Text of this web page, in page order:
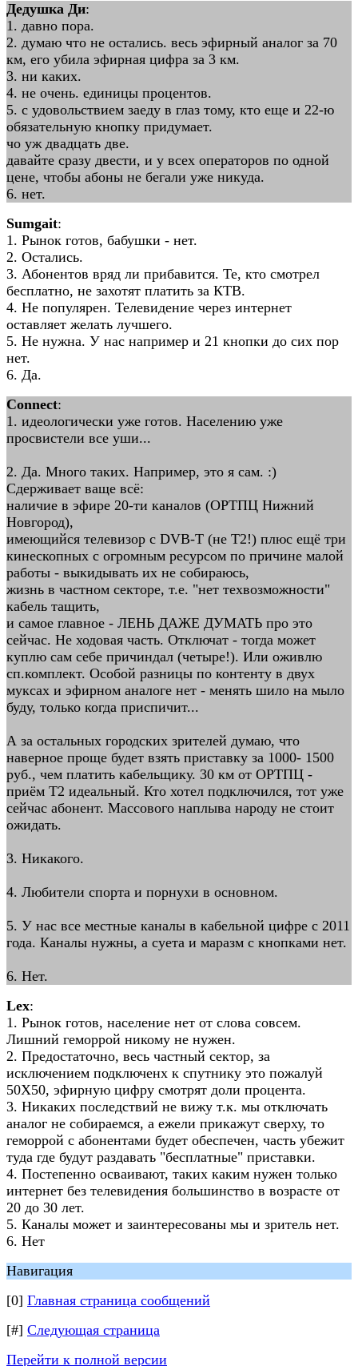
Дедушка Ди:
1. давно пора.
2. думаю что не остались. весь эфирный аналог за 70
км, его убила эфирная цифра за 3 км.
3. ни каких.
4. не очень. единицы процентов.
5. с удовольствием заеду в глаз тому, кто еще и 22-ю
обязательную кнопку придумает.
чо уж двадцать две.
давайте сразу двести, и у всех операторов по одной
цене, чтобы абоны не бегали уже никуда.
6. нет.
Sumgait:
1. Рынок готов, бабушки - нет.
2. Остались.
3. Абонентов вряд ли прибавится. Те, кто смотрел
бесплатно, не захотят платить за КТВ.
4. Не популярен. Телевидение через интернет
оставляет желать лучшего.
5. Не нужна. У нас например и 21 кнопки до сих пор
нет.
6. Да.
Connect:
1. идеологически уже готов. Населению уже
просвистели все уши...
2. Да. Много таких. Например, это я сам. :)
Сдерживает ваще всё:
наличие в эфире 20-ти каналов (ОРТПЦ Нижний
Новгород),
имеющийся телевизор с DVB-T (не Т2!) плюс ещё три
кинескопных с огромным ресурсом по причине малой
работы - выкидывать их не собираюсь,
жизнь в частном секторе, т.е. "нет техвозможности"
кабель тащить,
и самое главное - ЛЕНЬ ДАЖЕ ДУМАТЬ про это
сейчас. Не ходовая часть. Отключат - тогда может
куплю сам себе причиндал (четыре!). Или оживлю
сп.комплект. Особой разницы по контенту в двух
муксах и эфирном аналоге нет - менять шило на мыло
буду, только когда приспичит...
А за остальных городских зрителей думаю, что
наверное проще будет взять приставку за 1000- 1500
руб., чем платить кабельщику. 30 км от ОРТПЦ -
приём Т2 идеальный. Кто хотел подключился, тот уже
сейчас абонент. Массового наплыва народу не стоит
ожидать.
3. Никакого.
4. Любители спорта и порнухи в основном.
5. У нас все местные каналы в кабельной цифре с 2011
года. Каналы нужны, а суета и маразм с кнопками нет.
6. Нет.
Lex:
1. Рынок готов, население нет от слова совсем.
Лишний геморрой никому не нужен.
2. Предостаточно, весь частный сектор, за
исключением подключенх к спутнику это пожалуй
50Х50, эфирную цифру смотрят доли процента.
3. Никаких последствий не вижу т.к. мы отключать
аналог не собираемся, а ежели прикажут сверху, то
геморрой с абонентами будет обеспечен, часть убежит
туда где будут раздавать "бесплатные" приставки.
4. Постепенно осваивают, таких каким нужен только
интернет без телевидения большинство в возрасте от
20 до 30 лет.
5. Каналы может и заинтересованы мы и зритель нет.
6. Нет
Навигация
[0] Главная страница сообщений
[#] Следующая страница
Перейти к полной версии